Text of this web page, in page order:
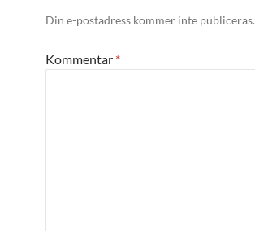
Din e-postadress kommer inte publiceras.
Kommentar *